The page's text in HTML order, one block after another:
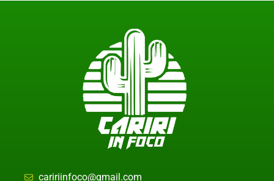
caririinfoco@gmail.com